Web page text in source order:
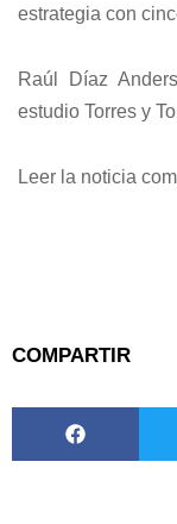
estrategia con
Raúl Díaz
estudio Torres y
Leer la noticia
COMPARTIR